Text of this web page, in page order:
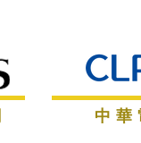
中